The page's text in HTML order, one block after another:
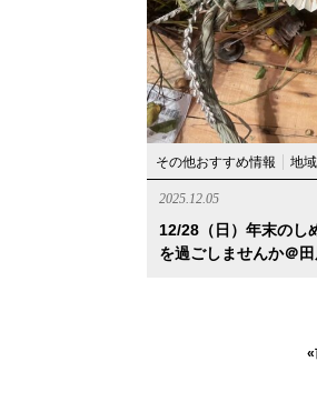
その他おすすめ情報 地
2025.12.05
12/28（日）年末のし
を過ごしませんか＠
«